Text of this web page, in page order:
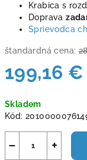
Krabica s
Doprava
Sprievodca
štandardná cena:
199,16 €
cena:
Skladem
Kód:
+
−